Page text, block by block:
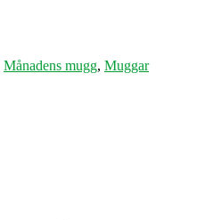
Månadens mugg, Muggar